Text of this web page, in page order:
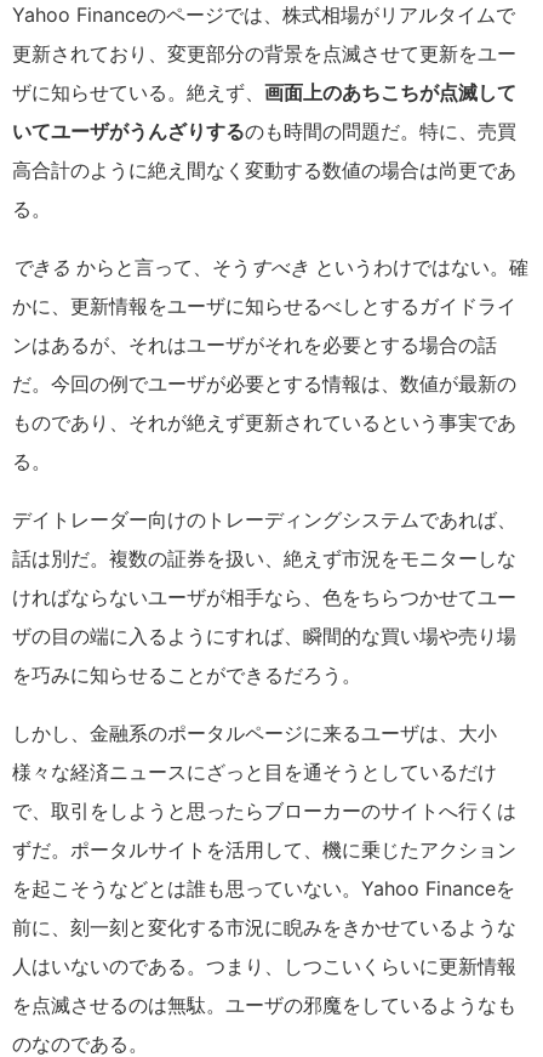
Yahoo Financeのページでは、株式相場がリアルタイムで
更新されており、変更部分の背景を点滅させて更新をユー
ザに知らせている。絶えず、 画面上のあちこちが点滅して
いてユーザがうんざりするのも時間の問題だ。特に、売買
高合計のように絶え間なく変動する数値の場合は尚更であ
る。
できる からと言って、そう すべき というわけではない。確
かに、更新情報をユーザに知らせるべしとするガイドライ
ンはあるが、それはユーザがそれを必要とする場合の話
だ。今回の例でユーザが必要とする情報は、数値が最新の
ものであり、それが絶えず更新されているという事実であ
る。
デイトレーダー向けのトレーディングシステムであれば、
話は別だ。複数の証券を扱い、絶えず市況をモニターしな
ければならないユーザが相手なら、色をちらつかせてユー
ザの目の端に入るようにすれば、瞬間的な買い場や売り場
を巧みに知らせることができるだろう。
しかし、金融系のポータルページに来るユーザは、大小
様々な経済ニュースにざっと目を通そうとしているだけ
で、取引をしようと思ったらブローカーのサイトへ行くは
ずだ。ポータルサイトを活用して、機に乗じたアクション
を起こそうなどとは誰も思っていない。Yahoo Financeを
前に、刻一刻と変化する市況に睨みをきかせているような
人はいないのである。つまり、しつこいくらいに更新情報
を点滅させるのは無駄。ユーザの邪魔をしているようなも
のなのである。